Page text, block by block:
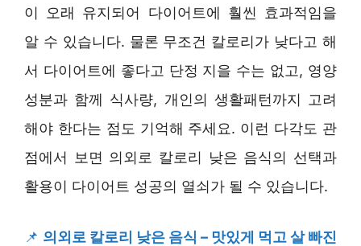
이 오래 유지되어 다이어트에 훨씬 효과적임을
알 수 있습니다. 물론 무조건 칼로리가 낮다고 해
서 다이어트에 좋다고 단정 지을 수는 없고, 영양
성분과 함께 식사량, 개인의 생활패턴까지 고려
해야 한다는 점도 기억해 주세요. 이런 다각도 관
점에서 보면 의외로 칼로리 낮은 음식의 선택과
활용이 다이어트 성공의 열쇠가 될 수 있습니다.
📌 의외로 칼로리 낮은 음식 – 맛있게 먹고 살 빠진